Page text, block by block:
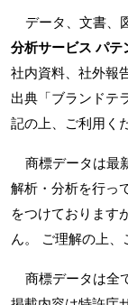
データ、文書、
分析サービス パ
社内資料、社外報
出典「ブランドテ
記の上、ご利用く
商標データは最
解析・分析を行っ
をつけております
ん。 ご理解の上、
商標データは全